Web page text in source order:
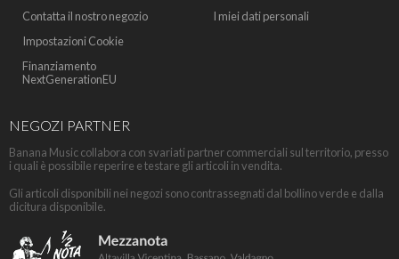
Contatta il nostro negozio
Impostazioni Cookie
Finanziamento
NextGenerationEU
I miei dati personali
NEGOZI PARTNER
Banana Music collabora con svariati partner commerciali sul territorio, presso
i quali è possibile reperire e testare gli articoli in vendita.
Gli articoli disponibili nei negozi sono contrassegnati dal bollino verde e dalla
dicitura disponibile.